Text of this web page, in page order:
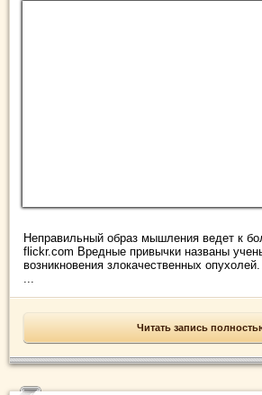
Неправильный образ мышления ведет к
flickr.com Вредные привычки названы
возникновения злокачественных
...
Читать запись